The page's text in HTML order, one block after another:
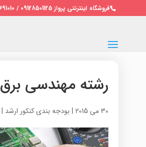
فروشگاه اینترنتی پرواز 09128501125 / 02122691010
رشته مهندسی برق
30 می 2015 | بودجه بندی کنکور ارشد |